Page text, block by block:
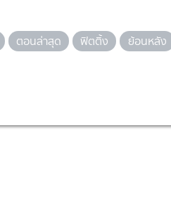
ตอนล่าสุด ฟิตติ้ง ย้อนหลัง